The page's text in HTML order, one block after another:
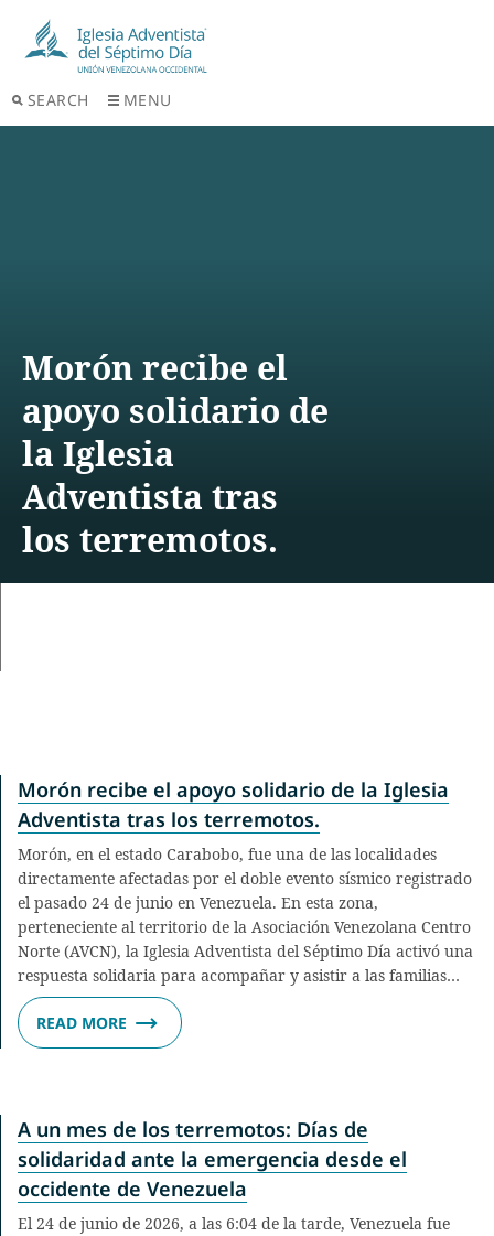
SEARCH MENU
Morón recibe el
apoyo solidario de
la Iglesia
Adventista tras
los terremotos.
Morón recibe el apoyo solidario de la Iglesia
Adventista tras los terremotos.
Morón, en el estado Carabobo, fue una de las localidades
directamente afectadas por el doble evento sísmico registrado
el pasado 24 de junio en Venezuela. En esta zona,
perteneciente al territorio de la Asociación Venezolana Centro
Norte (AVCN), la Iglesia Adventista del Séptimo Día activó una
respuesta solidaria para acompañar y asistir a las familias…
READ MORE
A un mes de los terremotos: Días de
solidaridad ante la emergencia desde el
occidente de Venezuela
El 24 de junio de 2026, a las 6:04 de la tarde, Venezuela fue